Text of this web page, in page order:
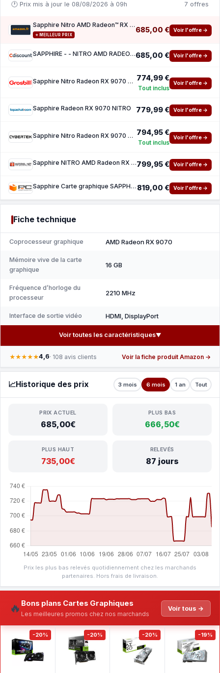
🕐 Prix mis à jour le 08/08/2026 à 09h 7 offres
Sapphire Nitro AMD Radeon™ RX 9070 Gaming OC 16GB Dual HDMI Dual DP
⭐ MEILLEUR PRIX
685,00 € Voir l'offre →
SAPPHIRE - - NITRO AMD RADEON RX 9070 GAMING OC - 16 GB - Dual HDMI Dual DP685,00 € Voir l'offre →
Sapphire Nitro Radeon RX 9070 GAMING OC 16GB 774,99 €
Tout inclus
Voir l'offre →
Sapphire Radeon RX 9070 NITRO 779,99 € Voir l'offre →
Sapphire Nitro Radeon RX 9070 GAMING OC 16GB 794,95 €
Tout inclus
Voir l'offre →
Sapphire NITRO AMD Radeon RX 9070799,95 € Voir l'offre →
Sapphire Carte graphique SAPPHIRE NITRO AMD RADEON™ RX 9070 GAMING OC 16 Go DOUBLE HDMI DO 819,00 € Voir l'offre →
Fiche technique
Coprocesseur graphique AMD Radeon RX 9070
Mémoire vive de la carte
graphique
16 GB
Fréquence d’horloge du
processeur
2210 MHz
Interface de sortie vidéo HDMI, DisplayPort
Voir toutes les caractéristiques▼
★★★★★4,6· 108 avis clients Voir la fiche produit Amazon →
📈Historique des prix 3 mois 6 mois 1 an Tout
PRIX ACTUEL
685,00€
PLUS BAS
666,50€
PLUS HAUT
735,00€
RELEVÉS
87 jours
Prix les plus bas relevés quotidiennement chez les marchands
partenaires. Hors frais de livraison.
🔥 Bons plans Cartes Graphiques
Les meilleures promos chez nos marchands
Voir tous →
-20% -20% -20% -19%